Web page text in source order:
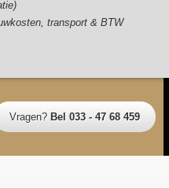
transport & BTW
Vragen? Bel 033 - 47 68 459